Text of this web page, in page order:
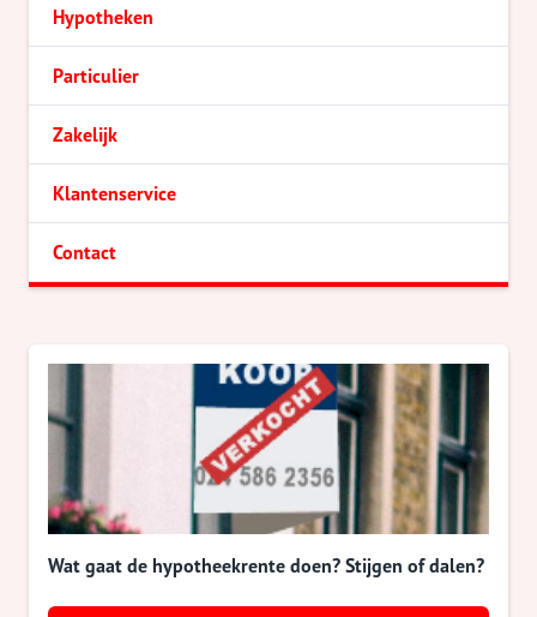
Hypotheken
Particulier
Zakelijk
Klantenservice
Contact
Wat gaat de hypotheekrente doen? Stijgen of dalen?